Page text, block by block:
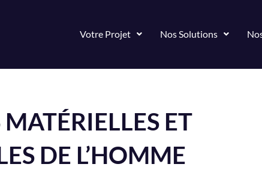
Votre Projet Nos Solutions
ET
DE L’HOMME